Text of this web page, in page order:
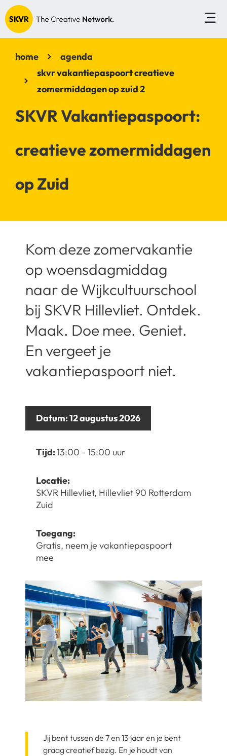
home
agenda
skvr vakantiepaspoort creatieve
zomermiddagen op zuid 2
SKVR Vakantiepaspoort:
creatieve zomermiddagen
op Zuid
Kom deze zomervakantie
op woensdagmiddag
naar de Wijkcultuurschool
bij SKVR Hillevliet. Ontdek.
Maak. Doe mee. Geniet.
En vergeet je
vakantiepaspoort niet.
Datum:12 augustus 2026
Tijd:13:00 - 15:00 uur
Locatie:
SKVR Hillevliet, Hillevliet 90 Rotterdam
Zuid
Toegang:
Gratis, neem je vakantiepaspoort
mee
Jij bent tussen de 7 en 13 jaar en je bent
graag creatief bezig. En je houdt van